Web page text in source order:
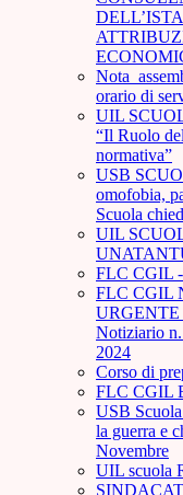
orario di
UIL
“Il Ruolo
normativa”
USB
omofobia,
Scuola
UIL
FLC CGIL -
FLC CGIL
Notiziario
2024
Corso di
FLC CGIL
USB
la guerra e
Novembre
UIL scuola